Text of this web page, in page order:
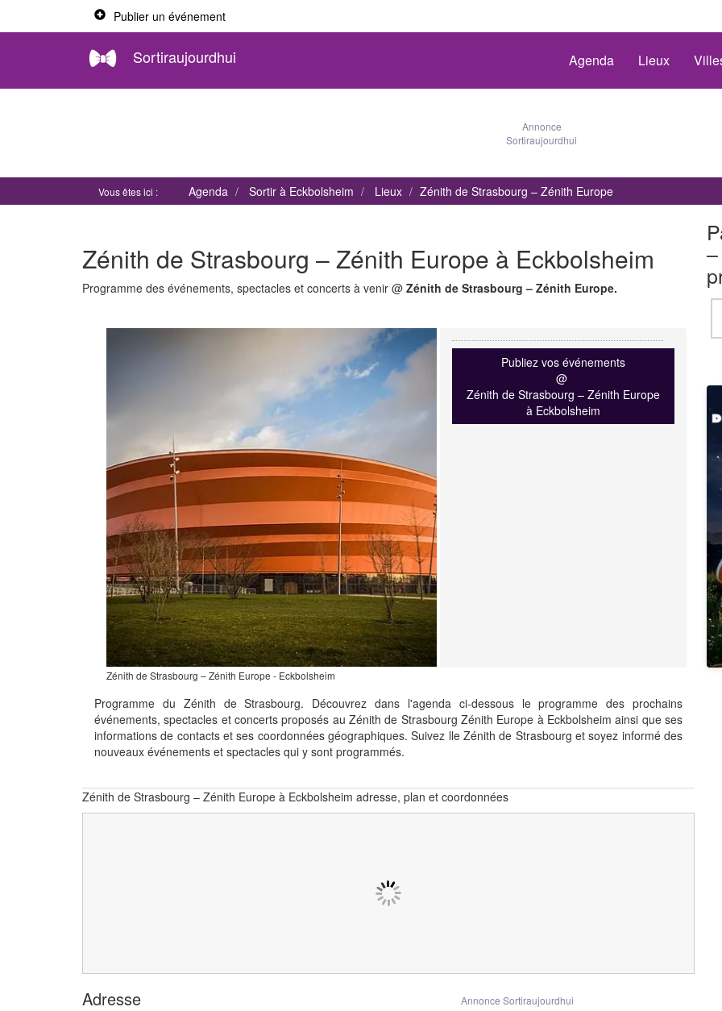
Publier un événement
Sortiraujourdhui Agenda Lieux
Annonce
Sortiraujourdhui
Vous êtes ici : Agenda Sortir à Eckbolsheim Lieux Zénith de Strasbourg – Zénith Europe
Zénith de Strasbourg – Zénith Europe à Eckbolsheim
Programme des événements, spectacles et concerts à venir @ Zénith de Strasbourg – Zénith Europe.
Zénith de Strasbourg – Zénith Europe - Eckbolsheim
Publiez vos événements
@
Zénith de Strasbourg – Zénith Europe
à Eckbolsheim
Programme du Zénith de Strasbourg. Découvrez dans l'agenda ci-dessous le programme des prochains
événements, spectacles et concerts proposés au Zénith de Strasbourg Zénith Europe à Eckbolsheim ainsi que ses
informations de contacts et ses coordonnées géographiques. Suivez lle Zénith de Strasbourg et soyez informé des
nouveaux événements et spectacles qui y sont programmés.
Zénith de Strasbourg – Zénith Europe à Eckbolsheim adresse, plan et coordonnées
Annonce Sortiraujourdhui
Adresse